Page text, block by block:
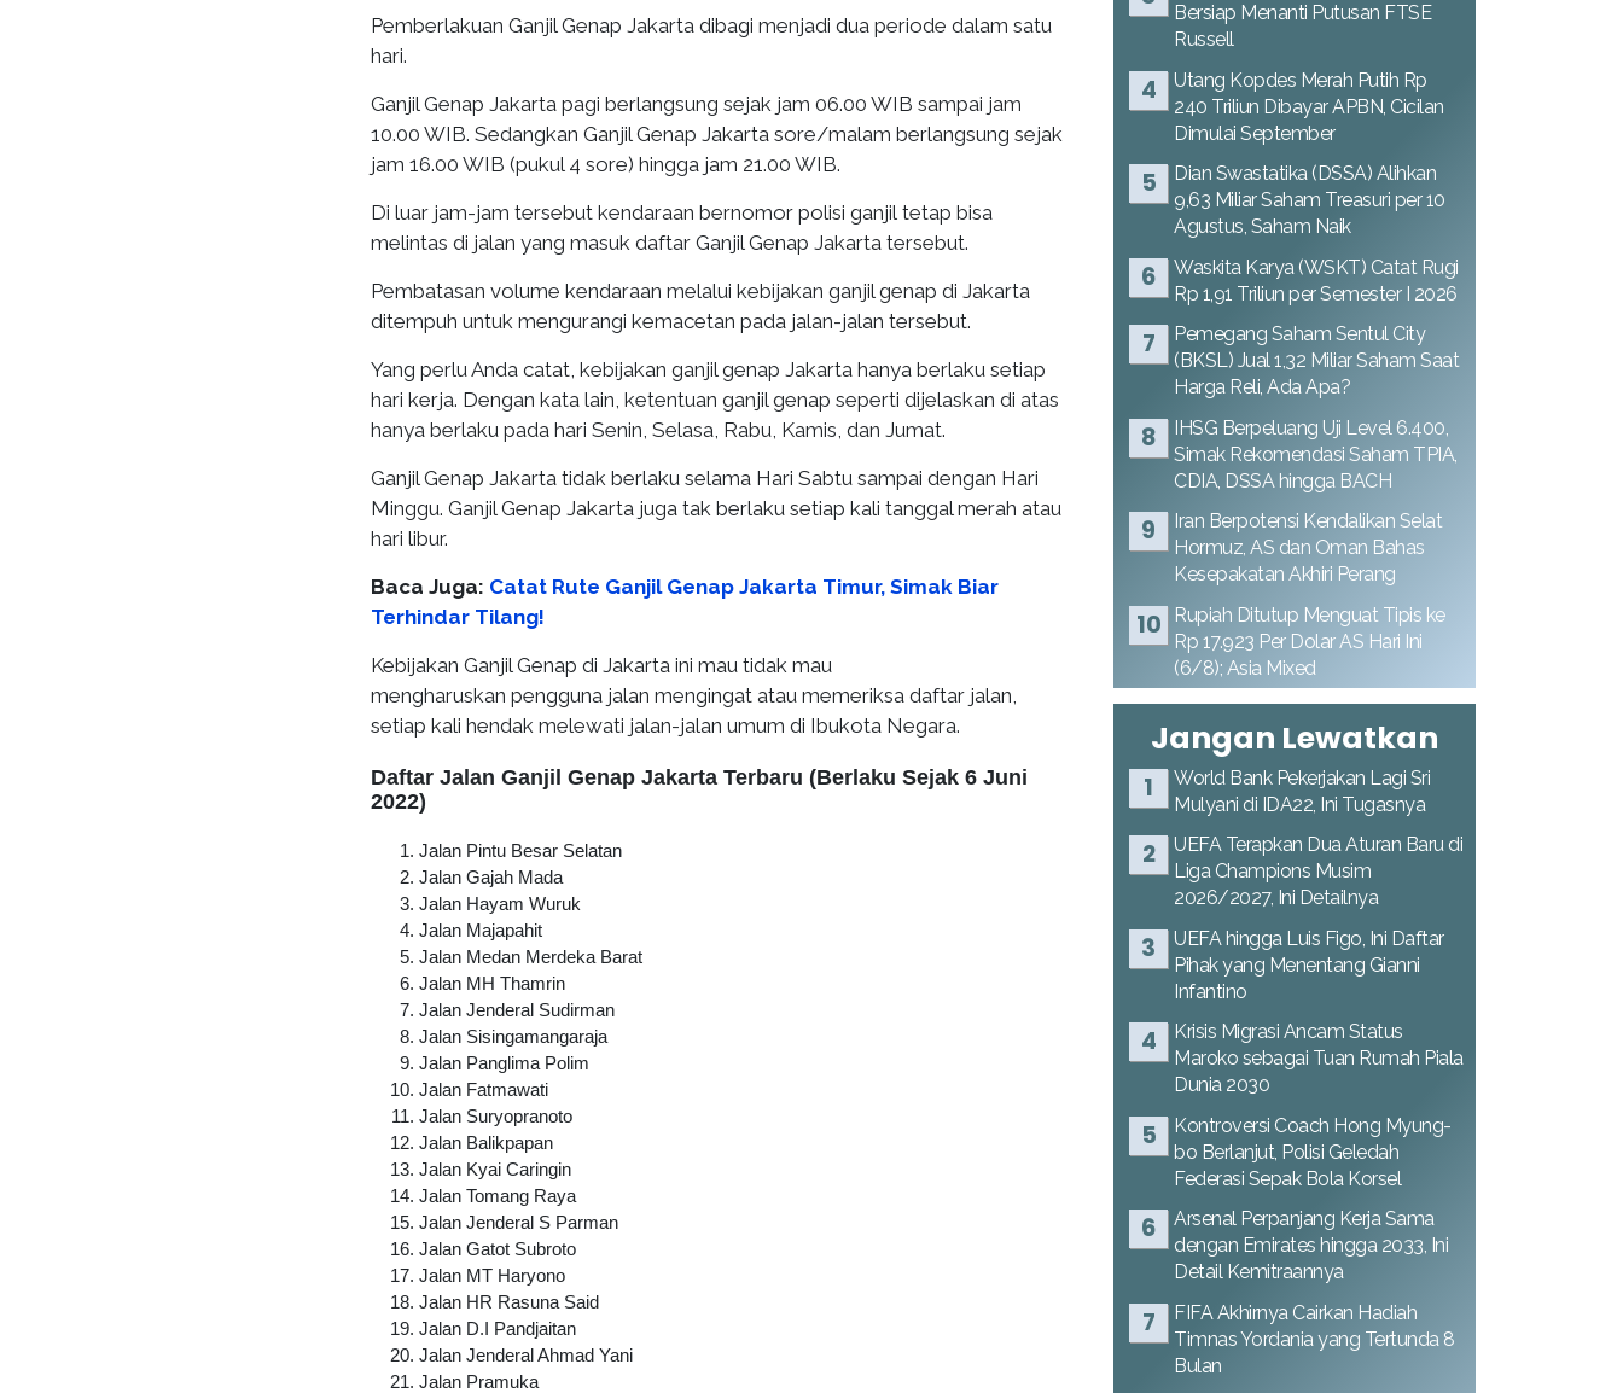
Pemberlakuan Ganjil Genap Jakarta dibagi menjadi dua periode dalam satu
hari.
Ganjil Genap Jakarta pagi berlangsung sejak jam 06.00 WIB sampai jam
10.00 WIB. Sedangkan Ganjil Genap Jakarta sore/malam berlangsung sejak
jam 16.00 WIB (pukul 4 sore) hingga jam 21.00 WIB.
Di luar jam-jam tersebut kendaraan bernomor polisi ganjil tetap bisa
melintas di jalan yang masuk daftar Ganjil Genap Jakarta tersebut.
Pembatasan volume kendaraan melalui kebijakan ganjil genap di Jakarta
ditempuh untuk mengurangi kemacetan pada jalan-jalan tersebut.
Yang perlu Anda catat, kebijakan ganjil genap Jakarta hanya berlaku setiap
hari kerja. Dengan kata lain, ketentuan ganjil genap seperti dijelaskan di atas
hanya berlaku pada hari Senin, Selasa, Rabu, Kamis, dan Jumat.
Ganjil Genap Jakarta tidak berlaku selama Hari Sabtu sampai dengan Hari
Minggu. Ganjil Genap Jakarta juga tak berlaku setiap kali tanggal merah atau
hari libur.
Baca Juga: Catat Rute Ganjil Genap Jakarta Timur, Simak Biar
Terhindar Tilang!
Kebijakan Ganjil Genap di Jakarta ini mau tidak mau
mengharuskan pengguna jalan mengingat atau memeriksa daftar jalan,
setiap kali hendak melewati jalan-jalan umum di Ibukota Negara.
Daftar Jalan Ganjil Genap Jakarta Terbaru (Berlaku Sejak 6 Juni
2022)
Jalan Pintu Besar Selatan
Jalan Gajah Mada
Jalan Hayam Wuruk
Jalan Majapahit
Jalan Medan Merdeka Barat
Jalan MH Thamrin
Jalan Jenderal Sudirman
Jalan Sisingamangaraja
Jalan Panglima Polim
Jalan Fatmawati
Jalan Suryopranoto
Jalan Balikpapan
Jalan Kyai Caringin
Jalan Tomang Raya
Jalan Jenderal S Parman
Jalan Gatot Subroto
Jalan MT Haryono
Jalan HR Rasuna Said
Jalan D.I Pandjaitan
Jalan Jenderal Ahmad Yani
Jalan Pramuka
Bersiap Menanti Putusan FTSE
Russell
Utang Kopdes Merah Putih Rp
240 Triliun Dibayar APBN, Cicilan
Dimulai September
Dian Swastatika (DSSA) Alihkan
9,63 Miliar Saham Treasuri per 10
Agustus, Saham Naik
Waskita Karya (WSKT) Catat Rugi
Rp 1,91 Triliun per Semester I 2026
Pemegang Saham Sentul City
(BKSL) Jual 1,32 Miliar Saham Saat
Harga Reli, Ada Apa?
IHSG Berpeluang Uji Level 6.400,
Simak Rekomendasi Saham TPIA,
CDIA, DSSA hingga BACH
Iran Berpotensi Kendalikan Selat
Hormuz, AS dan Oman Bahas
Kesepakatan Akhiri Perang
Rupiah Ditutup Menguat Tipis ke
Rp 17.923 Per Dolar AS Hari Ini
(6/8); Asia Mixed
Jangan Lewatkan
World Bank Pekerjakan Lagi Sri
Mulyani di IDA22, Ini Tugasnya
UEFA Terapkan Dua Aturan Baru di
Liga Champions Musim
2026/2027, Ini Detailnya
UEFA hingga Luis Figo, Ini Daftar
Pihak yang Menentang Gianni
Infantino
Krisis Migrasi Ancam Status
Maroko sebagai Tuan Rumah Piala
Dunia 2030
Kontroversi Coach Hong Myung-
bo Berlanjut, Polisi Geledah
Federasi Sepak Bola Korsel
Arsenal Perpanjang Kerja Sama
dengan Emirates hingga 2033, Ini
Detail Kemitraannya
FIFA Akhirnya Cairkan Hadiah
Timnas Yordania yang Tertunda 8
Bulan